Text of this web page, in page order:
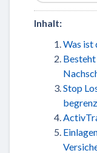
Inhalt:
Was ist
Stop